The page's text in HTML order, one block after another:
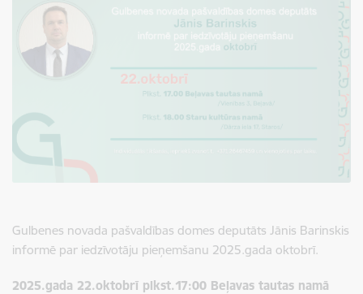
Gulbenes novada pašvaldības domes deputāts Jānis Barinskis
informē par iedzīvotāju pieņemšanu 2025.gada oktobrī.
2025.gada 22.oktobrī plkst.17:00 Beļavas tautas namā